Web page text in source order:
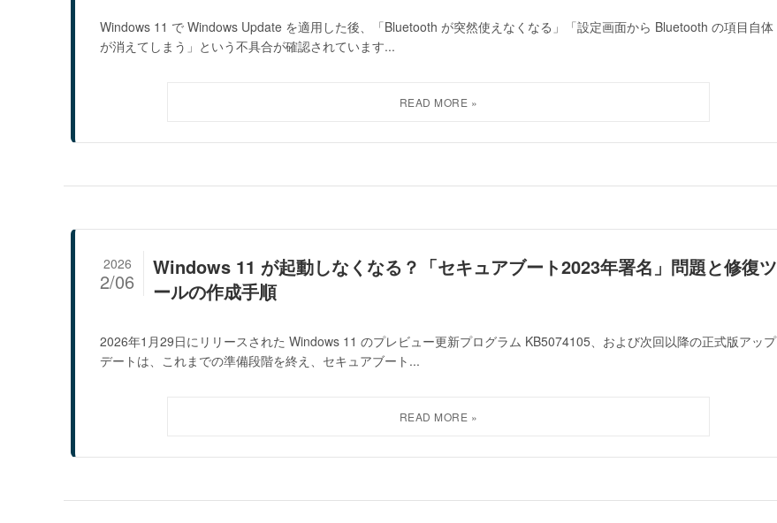
Windows 11 で Windows Update を適用した後、「Bluetooth が突然使えなくなる」「設定画面から Bluetooth の項目自体
が消えてしまう」という不具合が確認されています...
Windows 11 が起動しなくなる？「セキュアブート2023年署名」問題と修復ツ
ールの作成手順
2026
2/06
2026年1月29日にリリースされた Windows 11 のプレビュー更新プログラム KB5074105、および次回以降の正式版アップ
デートは、これまでの準備段階を終え、セキュアブート...